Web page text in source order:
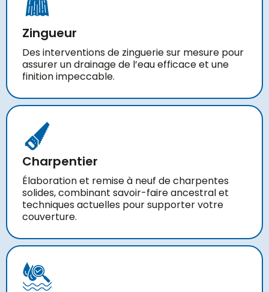
Zingueur
Des interventions de zinguerie sur mesure pour
assurer un drainage de l’eau efficace et une
finition impeccable.
Charpentier
Élaboration et remise à neuf de charpentes
solides, combinant savoir-faire ancestral et
techniques actuelles pour supporter votre
couverture.